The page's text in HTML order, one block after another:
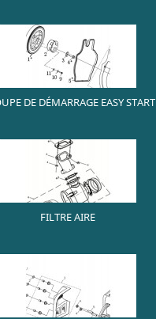
DE DÉMARRAGE EASY START
FILTRE AIRE